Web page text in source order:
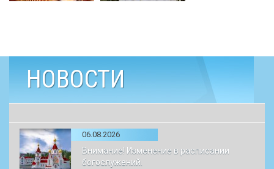
НОВОСТИ
06.08.2026
Внимание! Изменение в расписании
богослужений.